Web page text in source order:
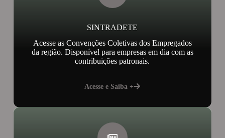
SINTRADETE
Acesse as Convenções Coletivas dos Empregados
da região. Disponível para empresas em dia com as
contribuições patronais.
Acesse e Saiba +